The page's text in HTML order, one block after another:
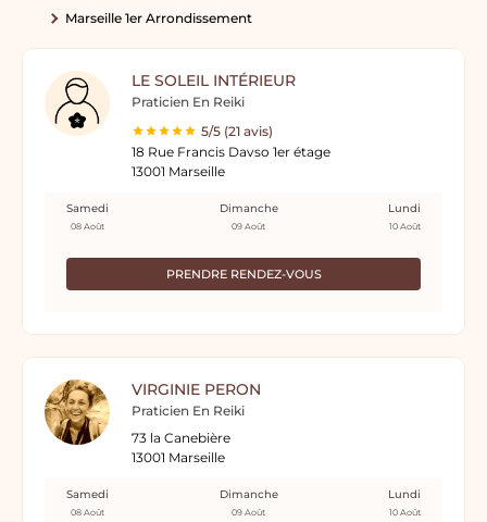
Marseille 1er Arrondissement
LE SOLEIL INTÉRIEUR
Praticien En Reiki
5/5 (21 avis)
18 Rue Francis Davso 1er étage
13001 Marseille
PRENDRE RENDEZ-VOUS
Samedi
08 Août
Dimanche
09 Août
Lundi
10 Août
VIRGINIE PERON
Praticien En Reiki
73 la Canebière
13001 Marseille
Samedi
08 Août
Dimanche
09 Août
Lundi
10 Août